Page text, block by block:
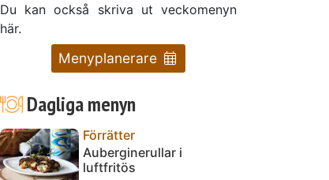
Du kan också skriva ut veckomenyn
här.
Menyplanerare
Dagliga menyn
Förrätter
Auberginerullar i
luftfritös